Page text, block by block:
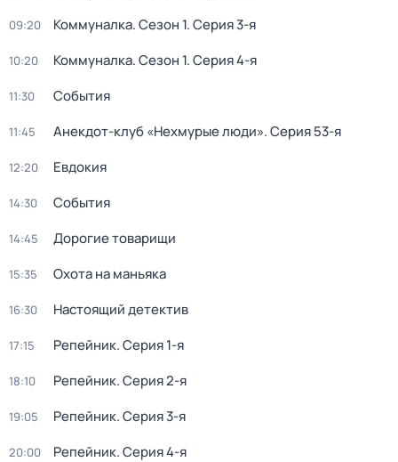
09:20 Коммуналка. Сезон 1. Серия 3-я
10:20 Коммуналка. Сезон 1. Серия 4-я
11:30 События
11:45 Анекдот-клуб «Нехмурые люди». Серия 53-я
12:20 Евдокия
14:30 События
14:45 Дорогие товарищи
15:35 Охота на маньяка
16:30 Настоящий детектив
17:15 Репейник. Серия 1-я
18:10 Репейник. Серия 2-я
19:05 Репейник. Серия 3-я
20:00 Репейник. Серия 4-я